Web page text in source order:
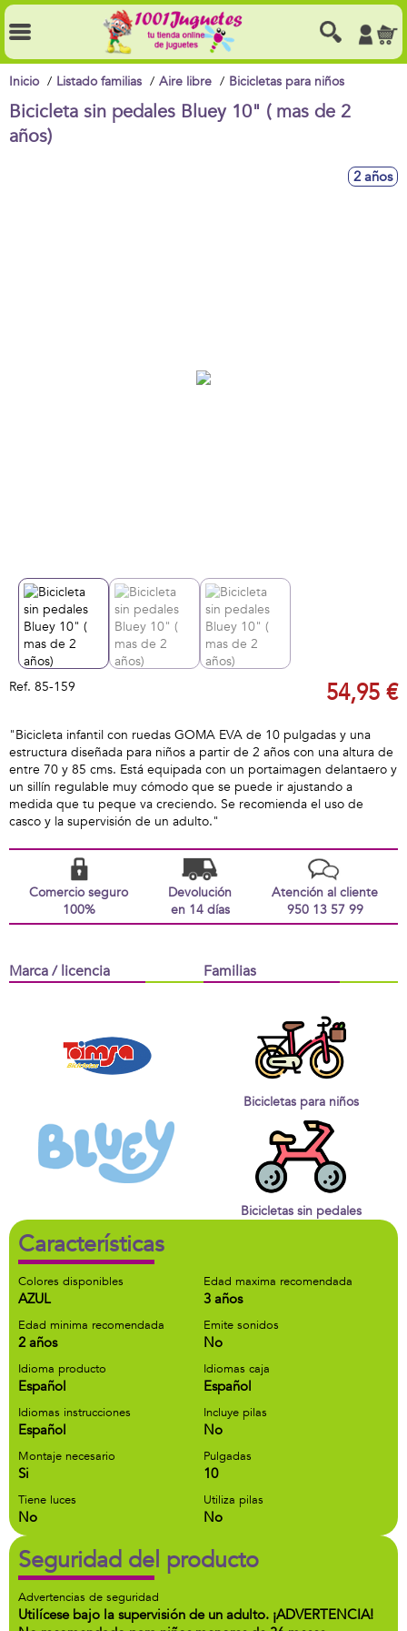
Inicio Listado familias Aire libre Bicicletas para niños
Bicicleta sin pedales Bluey 10" ( mas de 2
años)
2 años
Ref. 85-159 54,95 €
"Bicicleta infantil con ruedas GOMA EVA de 10 pulgadas y una
estructura diseñada para niños a partir de 2 años con una altura de
entre 70 y 85 cms. Está equipada con un portaimagen delantaero y
un sillín regulable muy cómodo que se puede ir ajustando a
medida que tu peque va creciendo. Se recomienda el uso de
casco y la supervisión de un adulto."
Comercio seguro
100%
Devolución
en 14 días
Atención al cliente
950 13 57 99
Marca / licencia Familias
Bicicletas para niños
Bicicletas sin pedales
Características
Colores disponibles
AZUL
Edad maxima recomendada
3 años
Edad minima recomendada
2 años
Emite sonidos
No
Idioma producto
Español
Idiomas caja
Español
Idiomas instrucciones
Español
Incluye pilas
No
Montaje necesario
Si
Pulgadas
10
Tiene luces
No
Utiliza pilas
No
Seguridad del producto
Advertencias de seguridad
Utilícese bajo la supervisión de un adulto. ¡ADVERTENCIA!